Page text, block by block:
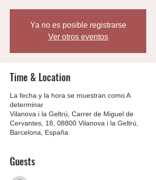
Ya no es posible registrarse
Ver otros eventos
Time & Location
La fecha y la hora se muestran como A
determinar
Vilanova i la Geltrú, Carrer de Miguel de
Cervantes, 18, 08800 Vilanova i la Geltrú,
Barcelona, España
Guests